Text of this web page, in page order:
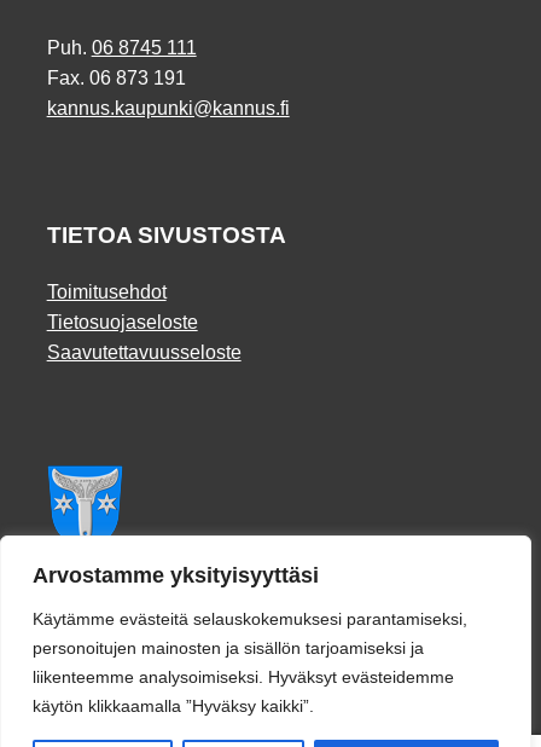
Arvostamme yksityisyyttäsi
Käytämme evästeitä selauskokemuksesi parantamiseksi,
personoitujen mainosten ja sisällön tarjoamiseksi ja
liikenteemme analysoimiseksi. Hyväksyt evästeidemme
käytön klikkaamalla ”Hyväksy kaikki”.
Puh. 06 8745 111
Fax. 06 873 191
kannus.kaupunki@kannus.fi
TIETOA SIVUSTOSTA
Toimitusehdot
Tietosuojaseloste
Saavutettavuusseloste
Facebook